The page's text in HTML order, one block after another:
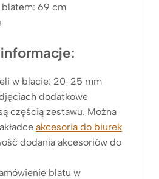
69 cm
w blacie: 20-25 mm
dodatkowe
częścią zestawu. Można
akcesoria do biurek
dodania akcesoriów do
blatu w